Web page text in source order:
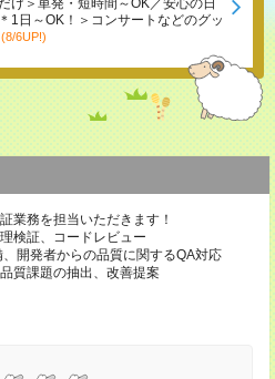
け＞単発・短時間～OK／安心の日
1日～OK！＞コンサートなどのグッ
(8/6UP!)
業務を担当いただきます！
検証、コードレビュー
開発者からの品質に関するQA対応
質課題の抽出、改善提案